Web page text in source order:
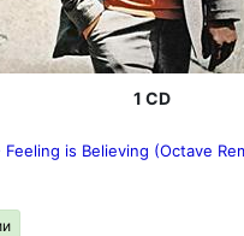
1 CD
Feeling is Believing (Octave